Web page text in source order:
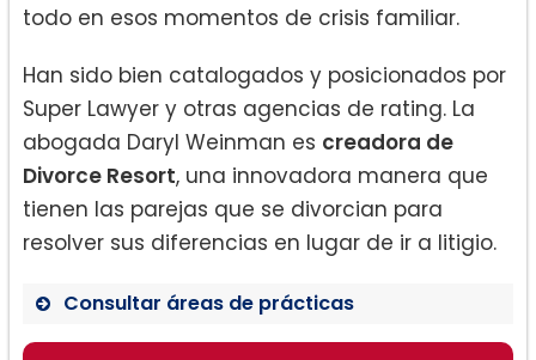
todo en esos momentos de crisis familiar.
Han sido bien catalogados y posicionados por
Super Lawyer y otras agencias de rating. La
abogada Daryl Weinman es creadora de
Divorce Resort, una innovadora manera que
tienen las parejas que se divorcian para
resolver sus diferencias en lugar de ir a litigio.
Consultar áreas de prácticas